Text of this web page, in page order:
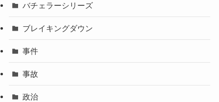
バチェラーシリーズ
ブレイキングダウン
事件
事故
政治